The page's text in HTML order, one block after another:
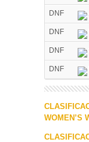
DNF
DNF
DNF
DNF
WOMEN’S